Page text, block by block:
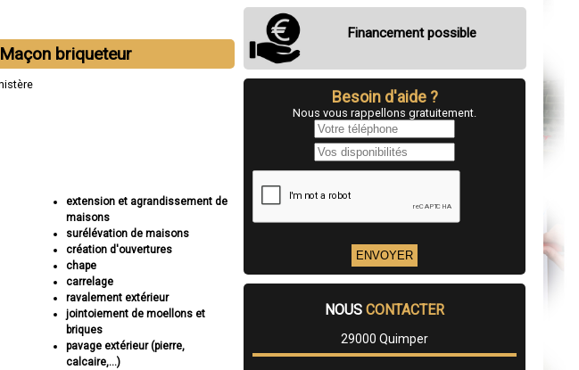
Maçon briqueteur
extension et agrandissement de
maisons
surélévation de maisons
création d'ouvertures
chape
carrelage
ravalement extérieur
jointoiement de moellons et
briques
pavage extérieur (pierre,
calcaire,...)
Financement possible
Besoin d'aide ?
Nous vous rappellons gratuitement.
NOUS CONTACTER
29000 Quimper